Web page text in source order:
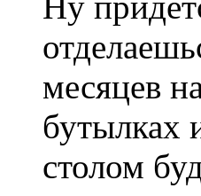
месяцев
бутылках
столом